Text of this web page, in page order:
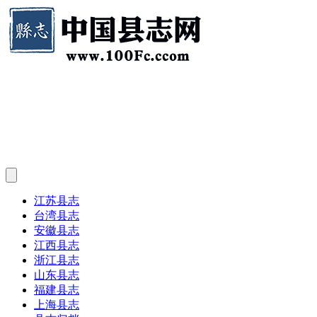
江苏县志
台湾县志
安徽县志
江西县志
浙江县志
山东县志
福建县志
上海县志